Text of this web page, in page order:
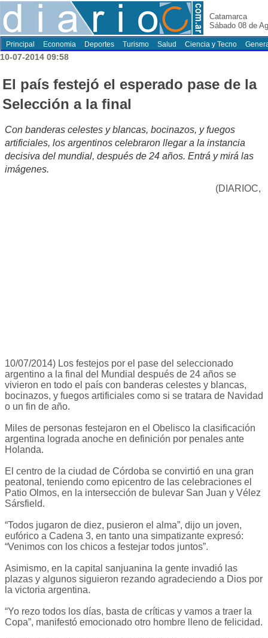
Catamarca
Sábado 08 de
Principal Economia Deportes Turismo Salud Ciencia y Tecno
10-07-2014 09:58
El país festejó el esperado pase de la
Selección a la final
Con banderas celestes y blancas, bocinazos, y fuegos
artificiales, los argentinos celebraron llegar a la instancia
decisiva del mundial, después de 24 años. Entrá y mirá las
imágenes.
(DIARIOC,
10/07/2014) Los festejos por el pase del seleccionado
argentino a la final del Mundial después de 24 años se
vivieron en todo el país con banderas celestes y blancas,
bocinazos, y fuegos artificiales como si se tratara de Navidad
o un fin de año.
Miles de personas festejaron en el Obelisco la clasificación
argentina lograda anoche en definición por penales ante
Holanda.
El centro de la ciudad de Córdoba se convirtió en una gran
peatonal, teniendo como epicentro de las celebraciones el
Patio Olmos, en la intersección de bulevar San Juan y Vélez
Sársfield.
“Todos jugaron de diez, pusieron el alma”, dijo un joven,
eufórico a Cadena 3, en tanto una simpatizante expresó:
“Venimos con los chicos a festejar todos juntos”.
Asimismo, en la capital sanjuanina la gente invadió las
plazas y algunos siguieron rezando agradeciendo a Dios por
la victoria argentina.
“Yo rezo todos los días, basta de críticas y vamos a traer la
Copa”, manifestó emocionado otro hombre lleno de felicidad.